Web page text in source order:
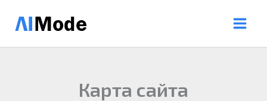
Карта сайта